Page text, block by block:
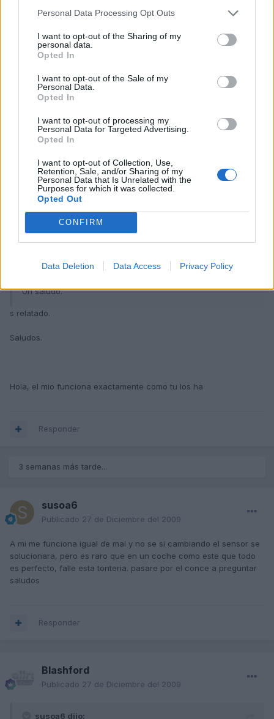
Personal Data Processing Opt Outs
I want to opt-out of the Sharing of my
personal data.
Opted In
I want to opt-out of the Sale of my
Personal Data.
Opted In
I want to opt-out of processing my
Personal Data for Targeted Advertising.
Opted In
I want to opt-out of Collection, Use,
Retention, Sale, and/or Sharing of my
Personal Data that Is Unrelated with the
Purposes for which it was collected.
Opted Out
CONFIRM
Data Deletion Data Access Privacy Policy
Responder
Josep r
LASP dijo:
Hola, siento deciros a los dos que si os funciona asi
siempre, os lo hagais mirar porque no es normal.
El mio tiene sensor de lluvia, y de hecho siempre le llevo en
esa posición. Mientras que no llueva no se mueve, y en
cuanto empieza a llover realiza el barrido en función de la
cantidad de lluvia, un solo barrido ó de continuo, bien
despadio o bien rápido, pero siempre en función del agua
120 ó 130 lo realiza perfecto.
Un saludo.
s relatado.
Saludos.
Hola, el mio funciona exactamente como tu los ha
Responder
3 semanas más tarde...
susoa6
Publicado 27 de Diciembre del 2009
A mi me funciona igual de mal y no se si cambiando el sensor se
solucionara, pero es raro que en un coche como este que todo
es perfecto, falle esta tonteria. pasare por el conce a preguntar
saludos
Responder
Blashford
Publicado 27 de Diciembre del 2009
susoa6 dijo: